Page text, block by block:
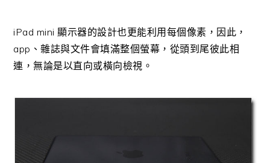
iPad mini 顯示器的設計也更能利用每個像素，因此，
app、雜誌與文件會填滿整個螢幕，從頭到尾彼此相
連，無論是以直向或橫向檢視。